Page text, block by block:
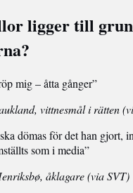
ligger till
mig – åtta gånger”
vittnesmål i rätten
dömas för det han gjort,
som i media”
åklagare (via SVT)